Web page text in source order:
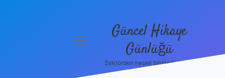
menüyü
Güncel Hikaye
Günlüğü
Sektörden neşeli bilgilerle tanış!